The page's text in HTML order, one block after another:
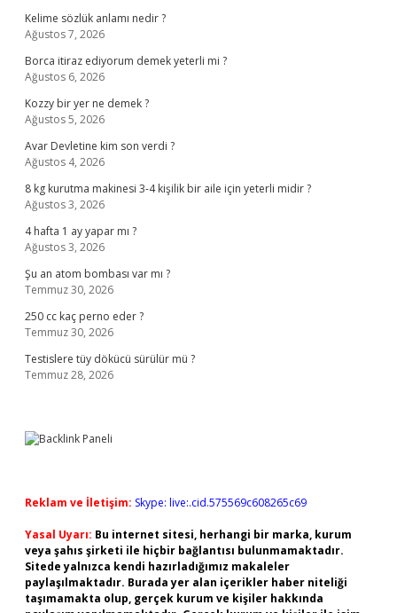
Kelime sözlük anlamı nedir ?
Ağustos 7, 2026
Borca itiraz ediyorum demek yeterli mi ?
Ağustos 6, 2026
Kozzy bir yer ne demek ?
Ağustos 5, 2026
Avar Devletine kim son verdi ?
Ağustos 4, 2026
8 kg kurutma makinesi 3-4 kişilik bir aile için yeterli midir ?
Ağustos 3, 2026
4 hafta 1 ay yapar mı ?
Ağustos 3, 2026
Şu an atom bombası var mı ?
Temmuz 30, 2026
250 cc kaç perno eder ?
Temmuz 30, 2026
Testislere tüy dökücü sürülür mü ?
Temmuz 28, 2026
Reklam ve İletişim: Skype: live:.cid.575569c608265c69
Yasal Uyarı: Bu internet sitesi, herhangi bir marka, kurum
veya şahıs şirketi ile hiçbir bağlantısı bulunmamaktadır.
Sitede yalnızca kendi hazırladığımız makaleler
paylaşılmaktadır. Burada yer alan içerikler haber niteliği
taşımamakta olup, gerçek kurum ve kişiler hakkında